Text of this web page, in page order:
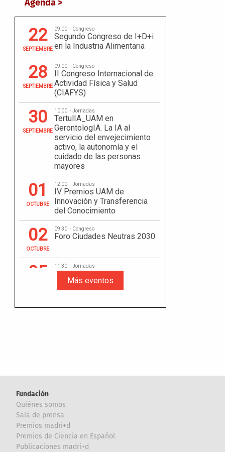
Agenda >
Fundación
Quiénes somos
Sala de prensa
Premios madri+d
Premios de Ciencia en Español
Publicaciones madri+d